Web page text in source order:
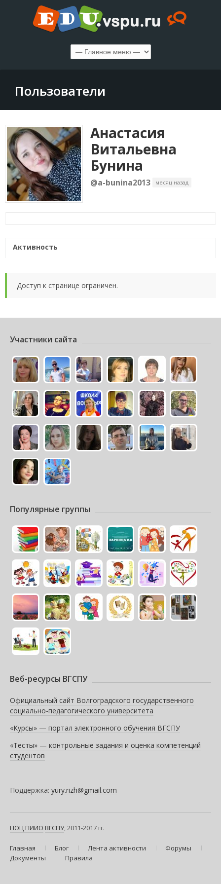
Пользователи
Анастасия
Витальевна
Бунина
@a-bunina2013 месяц назад
Активность
Доступ к странице ограничен.
Участники сайта
Популярные группы
Веб-ресурсы ВГСПУ
Официальный сайт Волгоградского государственного
социально-педагогического университета
«Курсы» — портал электронного обучения ВГСПУ
«Тесты» — контрольные задания и оценка компетенций
студентов
Поддержка: yury.rizh@gmail.com
НОЦ ПИИО ВГСПУ, 2011-2017 гг.
Главная Блог Лента активности
Форумы
Документы
Правила